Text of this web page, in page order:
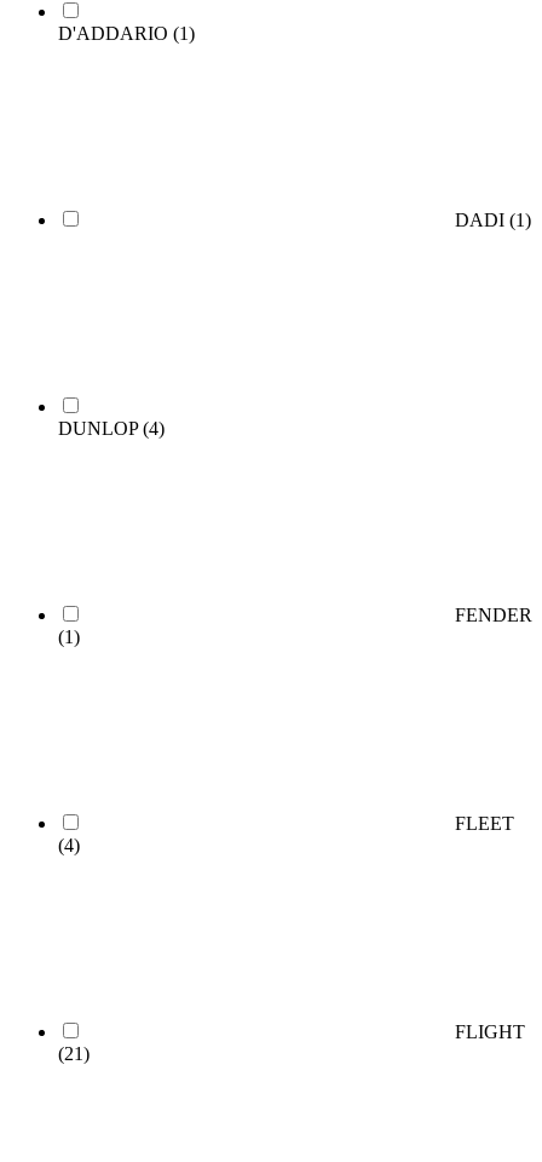
D'ADDARIO (1)
DADI (1)
DUNLOP(4)
FENDER
(1)
FLEET
(4)
FLIGHT
(21)